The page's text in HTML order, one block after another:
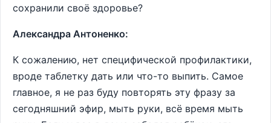
сохранили своё здоровье?
Александра Антоненко:
К сожалению, нет специфической профилактики,
вроде таблетку дать или что-то выпить. Самое
главное, я не раз буду повторять эту фразу за
сегодняшний эфир, мыть руки, всё время мыть